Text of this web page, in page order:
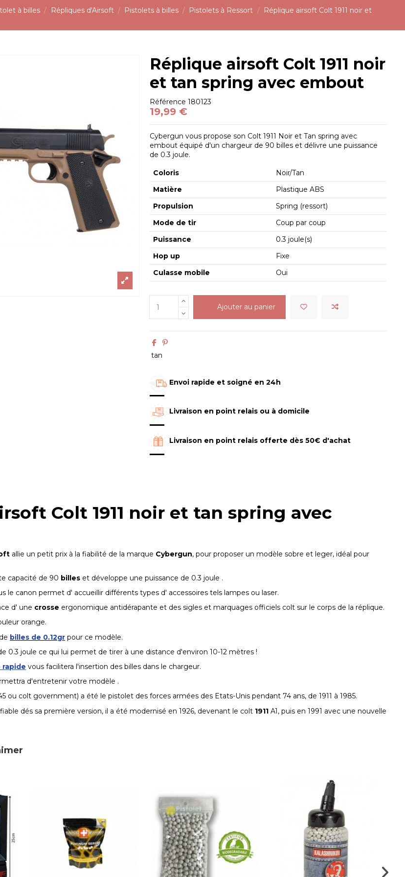
à billes Répliques d'Airsoft Pistolets à billes Pistolets à Ressort
Réplique airsoft Colt 1911 noir et
Réplique airsoft Colt 1911 noir
et tan spring avec embout
Référence 180123
19,99 €
Cybergun vous propose son Colt 1911 Noir et Tan spring avec
embout équipé d'un chargeur de 90 billes et délivre une puissance
de 0.3 joule.
Coloris
Noir/Tan
Matière
Plastique ABS
Propulsion
Spring (ressort)
Mode de tir
Coup par coup
Puissance
0.3 joule(s)
Hop up
Fixe
Culasse mobile
Oui
Ajouter au panier
tan
Envoi rapide et soigné en 24h
Livraison en point relais ou à domicile
Livraison en point relais offerte dès 50€ d'achat
Colt 1911 noir et tan spring avec
allie un petit prix à la fiabilité de la marque Cybergun, pour proposer un modèle sobre et leger, idéal pour
capacité de 90 billes et développe une puissance de 0.3 joule .
le canon permet d' accueillir différents types d' accessoires tels lampes ou laser.
d' une crosse ergonomique antidérapante et des sigles et marquages officiels colt sur le corps de la réplique.
orange.
billes de 0.12gr pour ce modèle.
0.3 joule ce qui lui permet de tirer à une distance d'environ 10-12 mètres !
vous facilitera l'insertion des billes dans le chargeur.
d'entretenir votre modèle .
ou colt government) a été le pistolet des forces armées des Etats-Unis pendant 74 ans, de 1911 à 1985.
dés sa première version, il a été modernisé en 1926, devenant le colt 1911 A1, puis en 1991 avec une nouvelle